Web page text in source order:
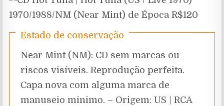
Estado de conservação
Near Mint (NM): CD sem marcas ou
riscos visíveis. Reprodução perfeita.
Capa nova com alguma marca de
manuseio minimo. – Origem: US | RCA